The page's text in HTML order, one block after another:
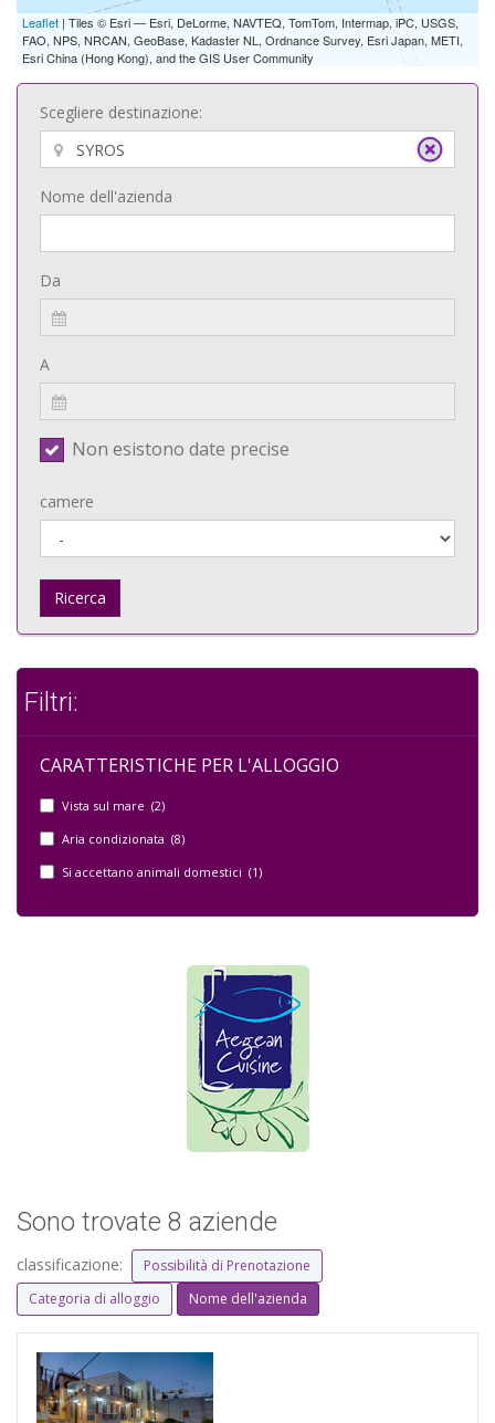
Leaflet | Tiles © Esri — Esri, DeLorme, NAVTEQ, TomTom, Intermap, iPC, USGS,
FAO, NPS, NRCAN, GeoBase, Kadaster NL, Ordnance Survey, Esri Japan, METI,
Esri China (Hong Kong), and the GIS User Community
Scegliere destinazione:
Nome dell'azienda
Da
A
Non esistono date precise
camere
Ricerca
Filtri:
CARATTERISTICHE PER L'ALLOGGIO
Vista sul mare (2)
Aria condizionata (8)
Si accettano animali domestici (1)
Sono trovate 8 aziende
classificazione:
Possibilità di Prenotazione
Categoria di alloggio
Nome dell'azienda